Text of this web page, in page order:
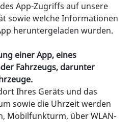
App-Zugriffs auf unsere
sowie welche Informationen
heruntergeladen wurden.
einer App, eines
Fahrzeugs, darunter
Ihres Geräts und das
sowie die Uhrzeit werden
Mobilfunkturm, über WLAN-